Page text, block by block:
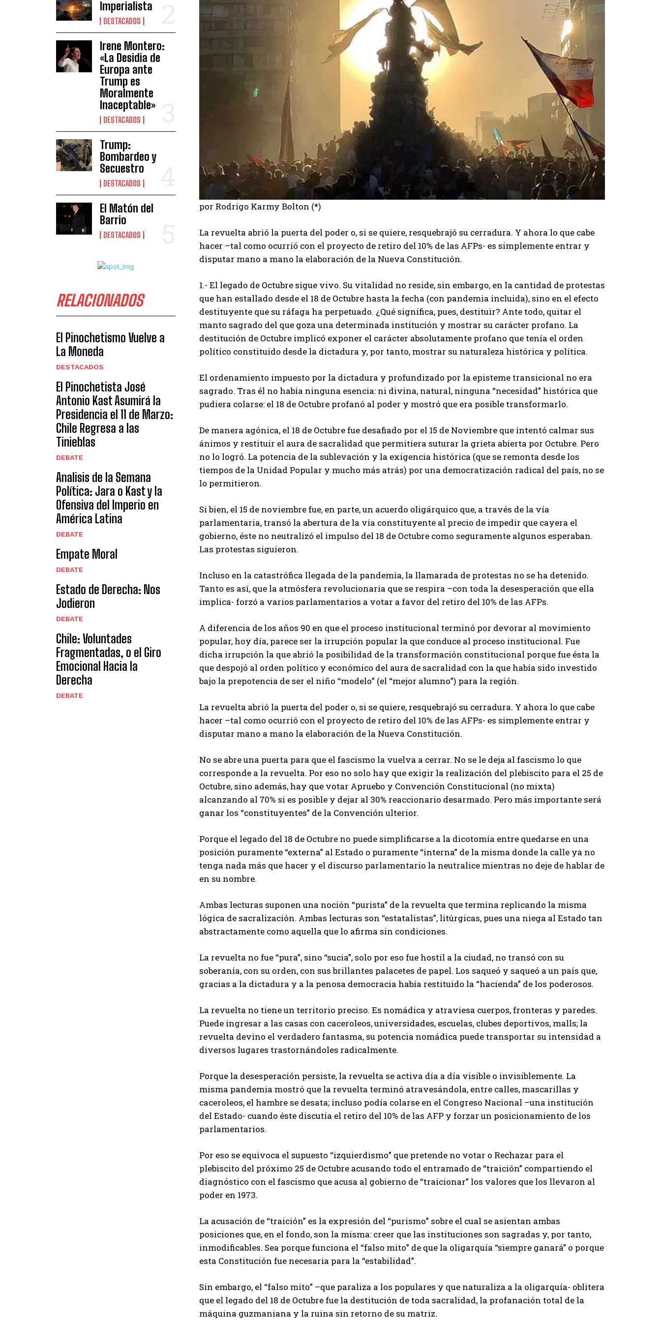
Imperialista
DESTACADOS
Irene Montero:
«La Desidia de
Europa ante
Trump es
Moralmente
Inaceptable»
DESTACADOS
Trump:
Bombardeo y
Secuestro
DESTACADOS
El Matón del
Barrio
DESTACADOS
RELACIONADOS
El Pinochetismo Vuelve a
La Moneda
DESTACADOS
El Pinochetista José
Antonio Kast Asumirá la
Presidencia el 11 de Marzo:
Chile Regresa a las
Tinieblas
DEBATE
Analisis de la Semana
Política: Jara o Kast y la
Ofensiva del Imperio en
América Latina
DEBATE
Empate Moral
DEBATE
Estado de Derecha: Nos
Jodieron
DEBATE
Chile: Voluntades
Fragmentadas, o el Giro
Emocional Hacia la
Derecha
DEBATE
por Rodrigo Karmy Bolton (*)
La revuelta abrió la puerta del poder o, si se quiere, resquebrajó su cerradura. Y ahora lo que cabe
hacer –tal como ocurrió con el proyecto de retiro del 10% de las AFPs- es simplemente entrar y
disputar mano a mano la elaboración de la Nueva Constitución.
1.- El legado de Octubre sigue vivo. Su vitalidad no reside, sin embargo, en la cantidad de protestas
que han estallado desde el 18 de Octubre hasta la fecha (con pandemia incluida), sino en el efecto
destituyente que su ráfaga ha perpetuado. ¿Qué significa, pues, destituir? Ante todo, quitar el
manto sagrado del que goza una determinada institución y mostrar su carácter profano. La
destitución de Octubre implicó exponer el carácter absolutamente profano que tenía el orden
político constituido desde la dictadura y, por tanto, mostrar su naturaleza histórica y política.
El ordenamiento impuesto por la dictadura y profundizado por la episteme transicional no era
sagrado. Tras él no había ninguna esencia: ni divina, natural, ninguna “necesidad” histórica que
pudiera colarse: el 18 de Octubre profanó al poder y mostró que era posible transformarlo.
De manera agónica, el 18 de Octubre fue desafiado por el 15 de Noviembre que intentó calmar sus
ánimos y restituir el aura de sacralidad que permitiera suturar la grieta abierta por Octubre. Pero
no lo logró. La potencia de la sublevación y la exigencia histórica (que se remonta desde los
tiempos de la Unidad Popular y mucho más atrás) por una democratización radical del país, no se
lo permitieron.
Si bien, el 15 de noviembre fue, en parte, un acuerdo oligárquico que, a través de la vía
parlamentaria, transó la abertura de la vía constituyente al precio de impedir que cayera el
gobierno, éste no neutralizó el impulso del 18 de Octubre como seguramente algunos esperaban.
Las protestas siguieron.
Incluso en la catastrófica llegada de la pandemia, la llamarada de protestas no se ha detenido.
Tanto es así, que la atmósfera revolucionaria que se respira –con toda la desesperación que ella
implica- forzó a varios parlamentarios a votar a favor del retiro del 10% de las AFPs.
A diferencia de los años 90 en que el proceso institucional terminó por devorar al movimiento
popular, hoy día, parece ser la irrupción popular la que conduce al proceso institucional. Fue
dicha irrupción la que abrió la posibilidad de la transformación constitucional porque fue ésta la
que despojó al orden político y económico del aura de sacralidad con la que había sido investido
bajo la prepotencia de ser el niño “modelo” (el “mejor alumno”) para la región.
La revuelta abrió la puerta del poder o, si se quiere, resquebrajó su cerradura. Y ahora lo que cabe
hacer –tal como ocurrió con el proyecto de retiro del 10% de las AFPs- es simplemente entrar y
disputar mano a mano la elaboración de la Nueva Constitución.
No se abre una puerta para que el fascismo la vuelva a cerrar. No se le deja al fascismo lo que
corresponde a la revuelta. Por eso no solo hay que exigir la realización del plebiscito para el 25 de
Octubre, sino además, hay que votar Apruebo y Convención Constitucional (no mixta)
alcanzando al 70% si es posible y dejar al 30% reaccionario desarmado. Pero más importante será
ganar los “constituyentes” de la Convención ulterior.
Porque el legado del 18 de Octubre no puede simplificarse a la dicotomía entre quedarse en una
posición puramente “externa” al Estado o puramente “interna” de la misma donde la calle ya no
tenga nada más que hacer y el discurso parlamentario la neutralice mientras no deje de hablar de
en su nombre.
Ambas lecturas suponen una noción “purista” de la revuelta que termina replicando la misma
lógica de sacralización. Ambas lecturas son “estatalistas”, litúrgicas, pues una niega al Estado tan
abstractamente como aquella que lo afirma sin condiciones.
La revuelta no fue “pura”, sino “sucia”, solo por eso fue hostil a la ciudad, no transó con su
soberanía, con su orden, con sus brillantes palacetes de papel. Los saqueó y saqueó a un país que,
gracias a la dictadura y a la penosa democracia había restituido la “hacienda” de los poderosos.
La revuelta no tiene un territorio preciso. Es nomádica y atraviesa cuerpos, fronteras y paredes.
Puede ingresar a las casas con caceroleos, universidades, escuelas, clubes deportivos, malls; la
revuelta devino el verdadero fantasma, su potencia nomádica puede transportar su intensidad a
diversos lugares trastornándoles radicalmente.
Porque la desesperación persiste, la revuelta se activa día a día visible o invisiblemente. La
misma pandemia mostró que la revuelta terminó atravesándola, entre calles, mascarillas y
caceroleos, el hambre se desata; incluso podía colarse en el Congreso Nacional –una institución
del Estado- cuando éste discutía el retiro del 10% de las AFP y forzar un posicionamiento de los
parlamentarios.
Por eso se equivoca el supuesto “izquierdismo” que pretende no votar o Rechazar para el
plebiscito del próximo 25 de Octubre acusando todo el entramado de “traición” compartiendo el
diagnóstico con el fascismo que acusa al gobierno de “traicionar” los valores que los llevaron al
poder en 1973.
La acusación de “traición” es la expresión del “purismo” sobre el cual se asientan ambas
posiciones que, en el fondo, son la misma: creer que las instituciones son sagradas y, por tanto,
inmodificables. Sea porque funciona el “falso mito” de que la oligarquía “siempre ganará” o porque
esta Constitución fue necesaria para la “estabilidad”.
Sin embargo, el “falso mito” –que paraliza a los populares y que naturaliza a la oligarquía- oblitera
que el legado del 18 de Octubre fue la destitución de toda sacralidad, la profanación total de la
máquina guzmaniana y la ruina sin retorno de su matriz.